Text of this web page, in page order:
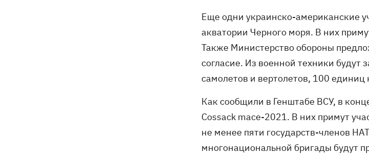
Еще одни украинско-американские
акватории Черного моря. В них
Также Министерство обороны
согласие. Из военной техники
самолетов и вертолетов, 100 единиц
Как сообщили в Генштабе ВСУ, в
Cossack mace-2021. В них примут
не менее пяти государств-членов
многонациональной бригады будут